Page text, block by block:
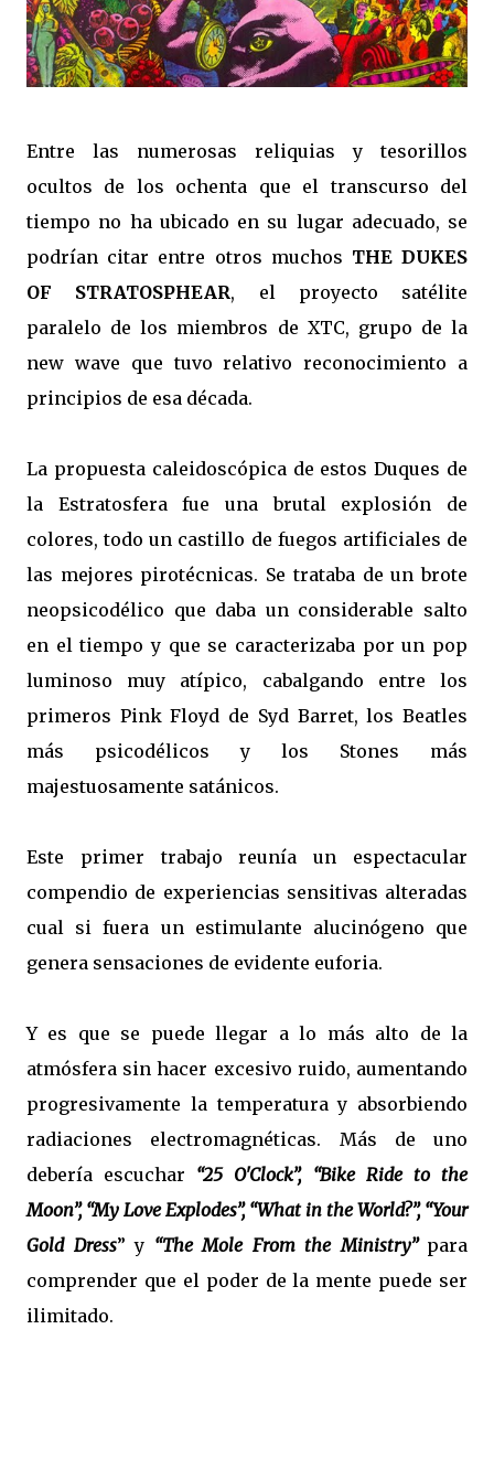
Entre las numerosas reliquias y tesorillos
ocultos de los ochenta que el transcurso del
tiempo no ha ubicado en su lugar adecuado, se
podrían citar entre otros muchos THE DUKES
OF STRATOSPHEAR, el proyecto satélite
paralelo de los miembros de XTC, grupo de la
new wave que tuvo relativo reconocimiento a
principios de esa década.
La propuesta caleidoscópica de estos Duques de
la Estratosfera fue una brutal explosión de
colores, todo un castillo de fuegos artificiales de
las mejores pirotécnicas. Se trataba de un brote
neopsicodélico que daba un considerable salto
en el tiempo y que se caracterizaba por un pop
luminoso muy atípico, cabalgando entre los
primeros Pink Floyd de Syd Barret, los Beatles
más psicodélicos y los Stones más
majestuosamente satánicos.
Este primer trabajo reunía un espectacular
compendio de experiencias sensitivas alteradas
cual si fuera un estimulante alucinógeno que
genera sensaciones de evidente euforia.
Y es que se puede llegar a lo más alto de la
atmósfera sin hacer excesivo ruido, aumentando
progresivamente la temperatura y absorbiendo
radiaciones electromagnéticas. Más de uno
debería escuchar “25 O'Clock”, “Bike Ride to the
Moon”, “My Love Explodes”, “What in the World?”, “Your
Gold Dress” y “The Mole From the Ministry”para
comprender que el poder de la mente puede ser
ilimitado.